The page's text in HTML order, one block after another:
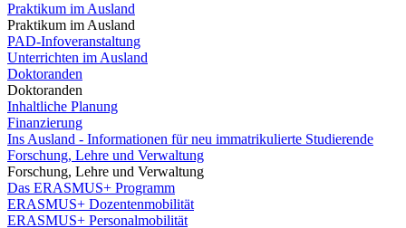
Praktikum im Ausland
Praktikum im Ausland
PAD-Infoveranstaltung
Unterrichten im Ausland
Doktoranden
Doktoranden
Inhaltliche Planung
Finanzierung
Ins Ausland - Informationen für neu immatrikulierte Studierende
Forschung, Lehre und Verwaltung
Forschung, Lehre und Verwaltung
Das ERASMUS+ Programm
ERASMUS+ Dozentenmobilität
ERASMUS+ Personalmobilität